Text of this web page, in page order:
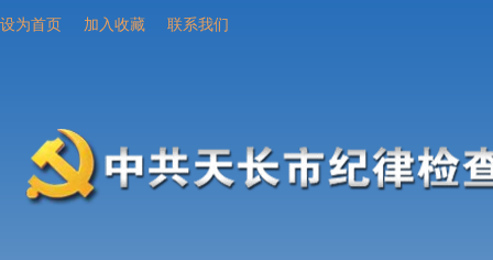
设为首页 加入收藏 联系我们